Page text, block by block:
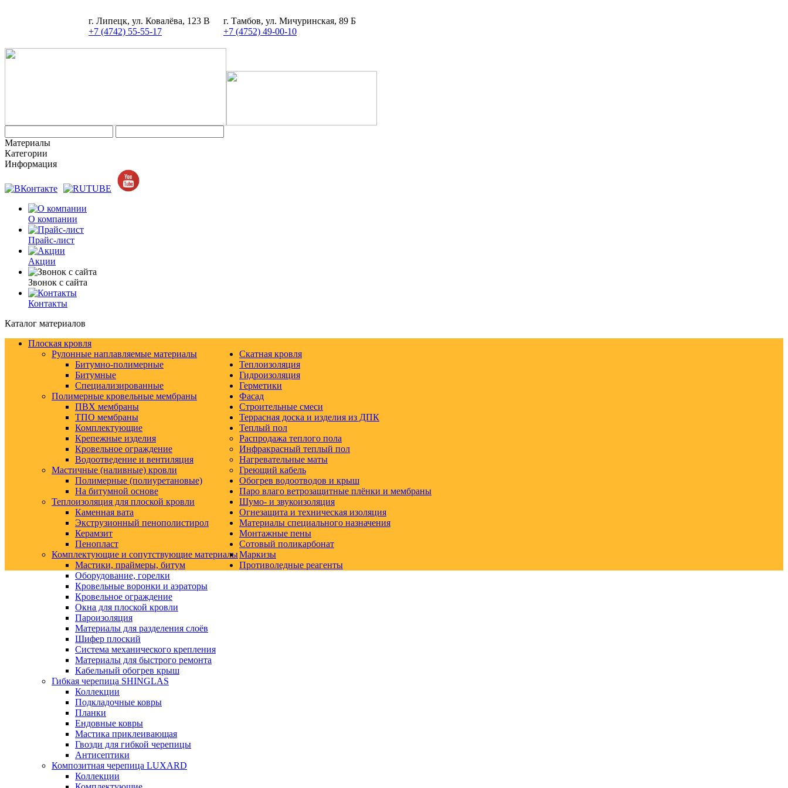
г. Липецк, ул. Ковалёва, 123 В
+7 (4742) 55-55-17
г. Тамбов, ул. Мичуринская, 89 Б
+7 (4752) 49-00-10
Материалы
Категории
Информация
О компании
Прайс-лист
Акции
Звонок с сайта
Контакты
Каталог материалов
Плоская кровля
Рулонные наплавляемые материалы
Битумно-полимерные
Битумные
Специализированные
Полимерные кровельные мембраны
ПВХ мембраны
ТПО мембраны
Комплектующие
Крепежные изделия
Кровельное ограждение
Водоотведение и вентиляция
Мастичные (наливные) кровли
Полимерные (полиуретановые)
На битумной основе
Теплоизоляция для плоской кровли
Каменная вата
Экструзионный пенополистирол
Керамзит
Пенопласт
Комплектующие и сопутствующие материалы
Мастики, праймеры, битум
Оборудование, горелки
Кровельные воронки и аэраторы
Кровельное ограждение
Окна для плоской кровли
Пароизоляция
Материалы для разделения слоёв
Шифер плоский
Система механического крепления
Материалы для быстрого ремонта
Кабельный обогрев крыш
Скатная кровля
Гибкая черепица SHINGLAS
Коллекции
Подкладочные ковры
Планки
Ендовные ковры
Мастика приклеивающая
Гвозди для гибкой черепицы
Антисептики
Композитная черепица LUXARD
Коллекции
Теплоизоляция
Гидроизоляция
Герметики
Фасад
Строительные смеси
Террасная доска и изделия из ДПК
Теплый пол
Распродажа теплого пола
Инфракрасный теплый пол
Нагревательные маты
Греющий кабель
Обогрев водоотводов и крыш
Паро влаго ветрозащитные плёнки и мембраны
Шумо- и звукоизоляция
Огнезащита и техническая изоляция
Материалы специального назначения
Монтажные пены
Сотовый поликарбонат
Маркизы
Противоледные реагенты